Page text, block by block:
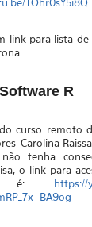
TOhr0sY5i8Q
link para lista de
R
curso remoto
Carolina
tenha
o link para
é: https://
BA9og